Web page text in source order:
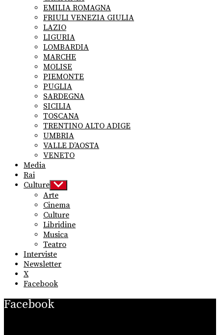
EMILIA ROMAGNA
FRIULI VENEZIA GIULIA
LAZIO
LIGURIA
LOMBARDIA
MARCHE
MOLISE
PIEMONTE
PUGLIA
SARDEGNA
SICILIA
TOSCANA
TRENTINO ALTO ADIGE
UMBRIA
VALLE D’AOSTA
VENETO
Media
Rai
Culture Show
sub
menu
Arte
Cinema
Culture
Libridine
Musica
Teatro
Interviste
Newsletter
X
Facebook
Facebook